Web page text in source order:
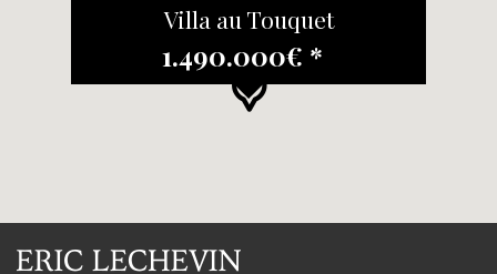
Villa au Touquet
1.490.000€ *